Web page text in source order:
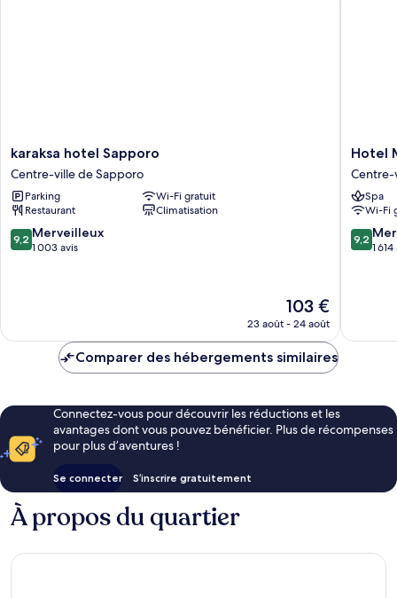
karaksa
hotel
Sapporo
Centre-
ville
de
Sapporo
karaksa hotel Sapporo
Centre-ville de Sapporo
Parking
Wi-Fi gratuit
Restaurant
Climatisation
9.2
sur
9,2 Merveilleux
1 003 avis
Le
nouveau
est
de
103 €
23 août - 24 août
Hotel
Edelhof
Sapporo
Centre-
ville
de
Hotel
Centre-
Spa
Wi-Fi
9.2
sur
9,2
1
Comparer des hébergements similaires
Connectez-vous pour découvrir les réductions et les
avantages dont vous pouvez bénéficier. Plus de récompenses
pour plus d’aventures !
Se connecter S’inscrire gratuitement
À propos du quartier